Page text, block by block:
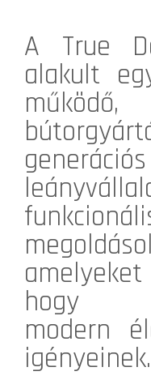
A True
alakult
generációs
hogy
modern
igényeinek.